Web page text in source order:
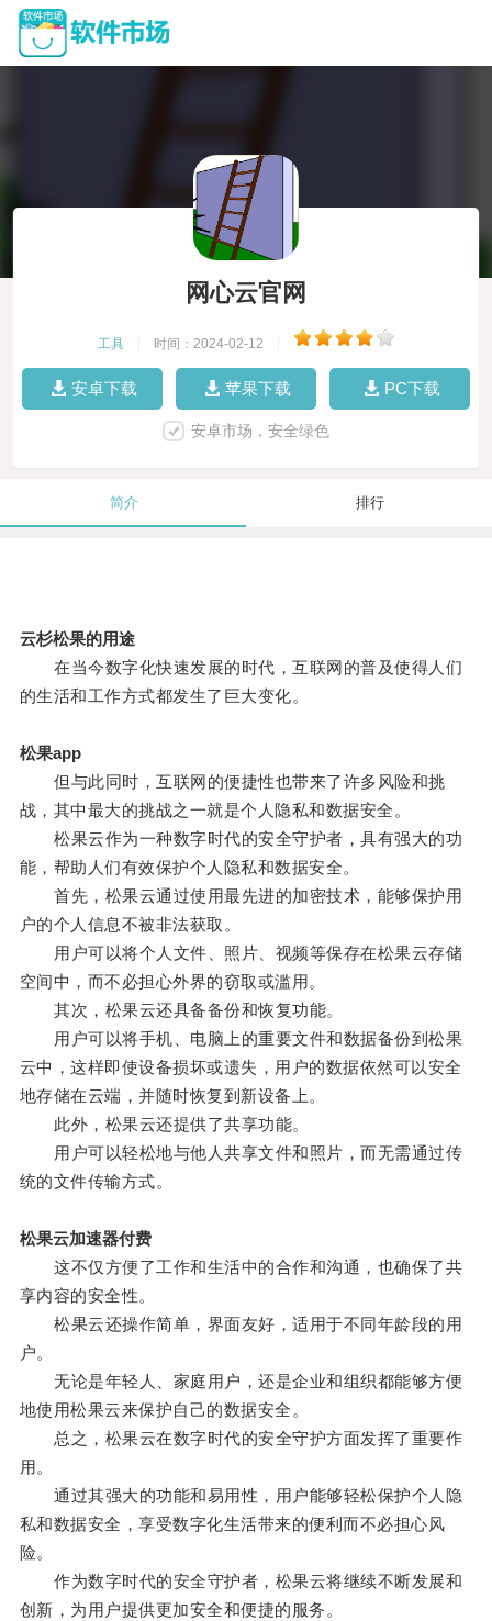
网心云官网
工具 时间：2024-02-12
安卓下载 苹果下载 PC下载
安卓市场，安全绿色
简介 排行
云杉松果的用途
在当今数字化快速发展的时代，互联网的普及使得人们
的生活和工作方式都发生了巨大变化。
松果app
但与此同时，互联网的便捷性也带来了许多风险和挑
战，其中最大的挑战之一就是个人隐私和数据安全。
松果云作为一种数字时代的安全守护者，具有强大的功
能，帮助人们有效保护个人隐私和数据安全。
首先，松果云通过使用最先进的加密技术，能够保护用
户的个人信息不被非法获取。
用户可以将个人文件、照片、视频等保存在松果云存储
空间中，而不必担心外界的窃取或滥用。
其次，松果云还具备备份和恢复功能。
用户可以将手机、电脑上的重要文件和数据备份到松果
云中，这样即使设备损坏或遗失，用户的数据依然可以安全
地存储在云端，并随时恢复到新设备上。
此外，松果云还提供了共享功能。
用户可以轻松地与他人共享文件和照片，而无需通过传
统的文件传输方式。
松果云加速器付费
这不仅方便了工作和生活中的合作和沟通，也确保了共
享内容的安全性。
松果云还操作简单，界面友好，适用于不同年龄段的用
户。
无论是年轻人、家庭用户，还是企业和组织都能够方便
地使用松果云来保护自己的数据安全。
总之，松果云在数字时代的安全守护方面发挥了重要作
用。
通过其强大的功能和易用性，用户能够轻松保护个人隐
私和数据安全，享受数字化生活带来的便利而不必担心风
险。
作为数字时代的安全守护者，松果云将继续不断发展和
创新，为用户提供更加安全和便捷的服务。